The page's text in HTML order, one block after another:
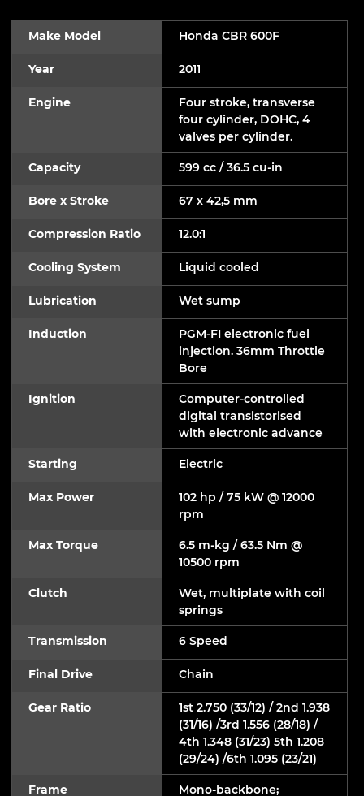
Make Model Honda CBR 600F
Year 2011
Engine
Four stroke, transverse
four cylinder, DOHC, 4
valves per cylinder.
Capacity 599 cc / 36.5 cu-in
Bore x Stroke 67 x 42,5 mm
Compression Ratio 12.0:1
Cooling System Liquid cooled
Lubrication Wet sump
Induction
PGM-FI electronic fuel
injection. 36mm Throttle
Bore
Ignition
Computer-controlled
digital transistorised
with electronic advance
Starting Electric
Max Power
102 hp / 75 kW @ 12000
rpm
Max Torque
6.5 m-kg / 63.5 Nm @
10500 rpm
Clutch
Wet, multiplate with coil
springs
Transmission 6 Speed
Final Drive Chain
Gear Ratio
1st 2.750 (33/12) / 2nd 1.938
(31/16) /3rd 1.556 (28/18) /
4th 1.348 (31/23) 5th 1.208
(29/24) /6th 1.095 (23/21)
Frame Mono-backbone;